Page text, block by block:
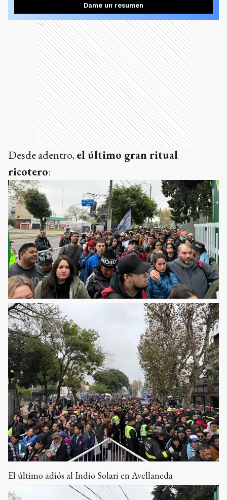
Dame un resumen
Ads
Desde adentro, el último gran ritual
ricotero:
El último adiós al Indio Solari en Avellaneda